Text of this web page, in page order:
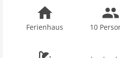
Ferienhaus 10